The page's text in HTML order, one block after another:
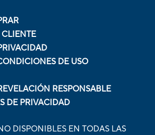
DE USO
RESPONSABLE
DE PRIVACIDAD
DISPONIBLES EN TODAS LAS